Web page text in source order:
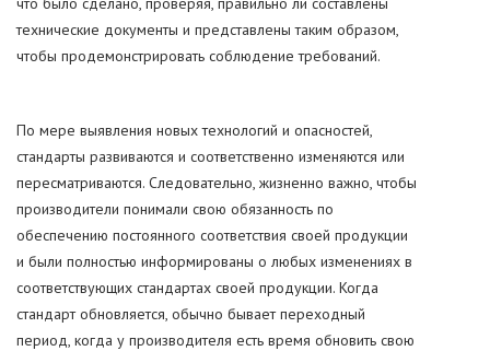
технические документы и представлены таким образом,
чтобы продемонстрировать соблюдение требований.
По мере выявления новых технологий и опасностей,
стандарты развиваются и соответственно изменяются или
пересматриваются. Следовательно, жизненно важно, чтобы
производители понимали свою обязанность по
обеспечению постоянного соответствия своей продукции
и были полностью информированы о любых изменениях в
соответствующих стандартах своей продукции. Когда
стандарт обновляется, обычно бывает переходный
период, когда у производителя есть время обновить свою